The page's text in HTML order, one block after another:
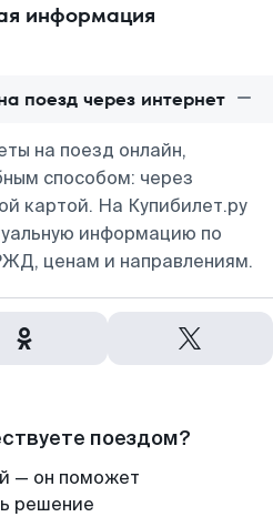
информация
поезд через интернет
на поезд онлайн,
способом: через
картой. На Купибилет.ру
информацию по
ценам и направлениям.
поездом?
— он поможет
решение